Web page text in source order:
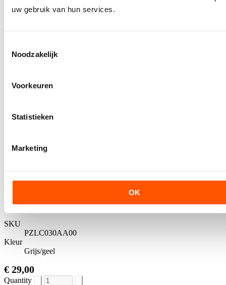
uw gebruik van hun services.
Noodzakelijk
Voorkeuren
Statistieken
Marketing
OK
View larger image
Petzl RING2RING
Petzl RING2RINGRigide dubbele ring voor zitgordels met
Levertijd opvragen
SKU
PZLC030AA00
Kleur
Grijs/geel
€ 29,00
Quantity